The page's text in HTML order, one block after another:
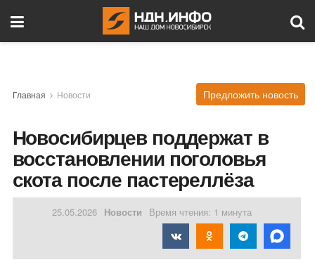
Главная Новости Предложить новость
Новосибирцев поддержат в
восстановлении поголовья
скота после пастереллёза
25.05.2026 Новости Время чтения: 1 минута